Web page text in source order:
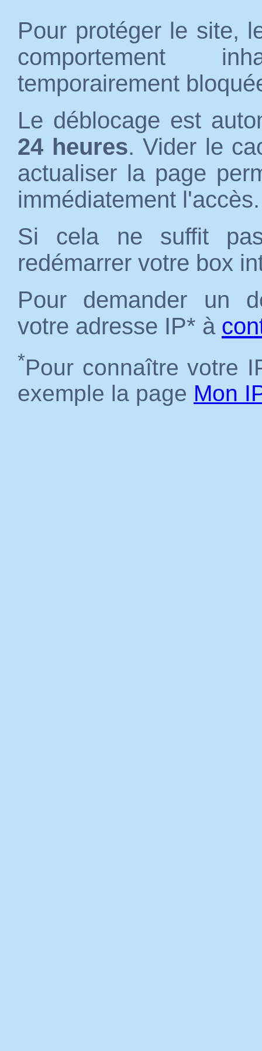
Pour protéger le site,
comportement
temporairement
Le déblocage est
24 heures. Vider le
actualiser la page
immédiatement l'accès.
Si cela ne suffit
redémarrer votre box
Pour demander un
votre adresse IP* à
*Pour connaître votre
exemple la page Mon